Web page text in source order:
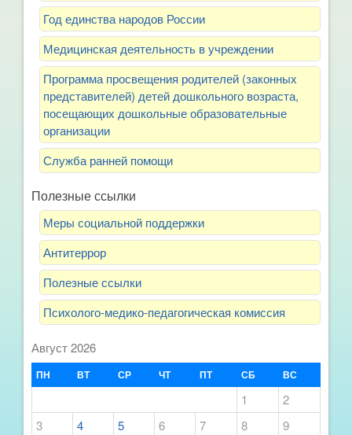
Год единства народов России
Медицинская деятельность в учреждении
Программа просвещения родителей (законных
представителей) детей дошкольного возраста,
посещающих дошкольные образовательные
организации
Служба ранней помощи
Полезные ссылки
Меры социальной поддержки
Антитеррор
Полезные ссылки
Психолого-медико-педагогическая комиссия
Август 2026
ПН ВТ СР ЧТ ПТ СБ ВС
1
2
3
4 5 6 7 8
9